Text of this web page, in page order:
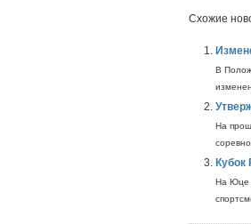
Схожие
В
На
Кубок
На Юце